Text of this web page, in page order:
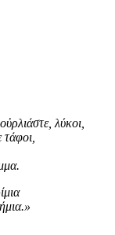
λύκοι,
.»